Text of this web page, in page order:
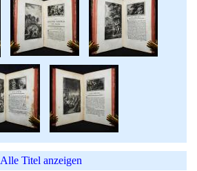
Alle Titel anzeigen